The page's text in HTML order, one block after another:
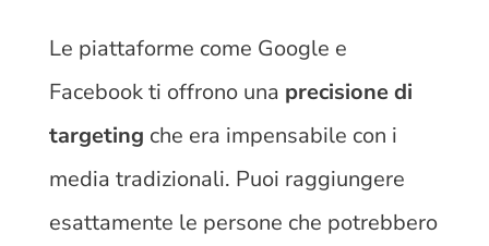
Le piattaforme come Google e
Facebook ti offrono una precisione di
targeting che era impensabile con i
media tradizionali. Puoi raggiungere
esattamente le persone che potrebbero